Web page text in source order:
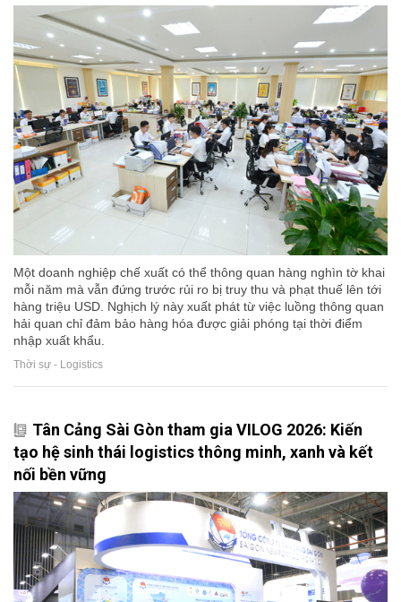
Một doanh nghiệp chế xuất có thể thông quan hàng nghìn tờ khai
mỗi năm mà vẫn đứng trước rủi ro bị truy thu và phạt thuế lên tới
hàng triệu USD. Nghịch lý này xuất phát từ việc luồng thông quan
hải quan chỉ đảm bảo hàng hóa được giải phóng tại thời điểm
nhập xuất khẩu.
Thời sự - Logistics
Tân Cảng Sài Gòn tham gia VILOG 2026: Kiến
tạo hệ sinh thái logistics thông minh, xanh và kết
nối bền vững